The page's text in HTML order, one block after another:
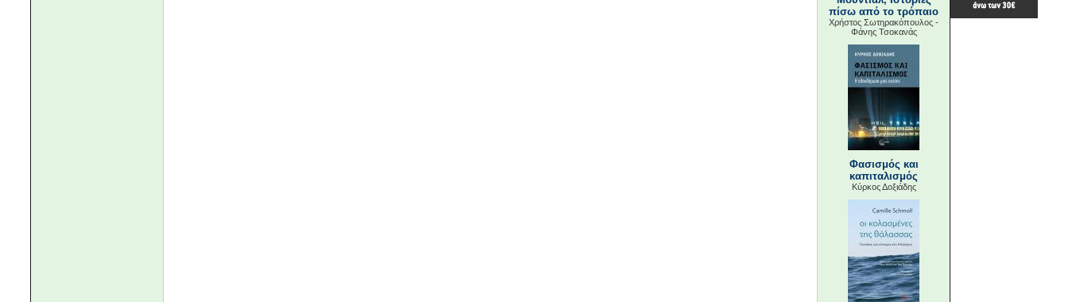
πίσω από το τρόπαιο
Χρήστος Σωτηρακόπουλος -
Φάνης Τσοκανάς
Φασισμός και
καπιταλισμός
Κύρκος Δοξιάδης